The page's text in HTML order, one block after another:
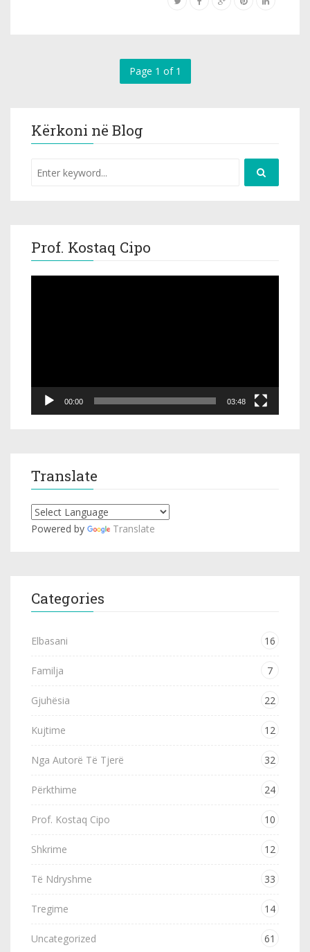
Page 1 of 1
Kërkoni në Blog
Prof. Kostaq Cipo
00:00 03:48
Translate
Powered by Translate
Categories
Elbasani 16
Familja 7
Gjuhësia 22
Kujtime 12
Nga Autorë Të Tjerë 32
Përkthime 24
Prof. Kostaq Cipo 10
Shkrime 12
Të Ndryshme 33
Tregime 14
Uncategorized 61